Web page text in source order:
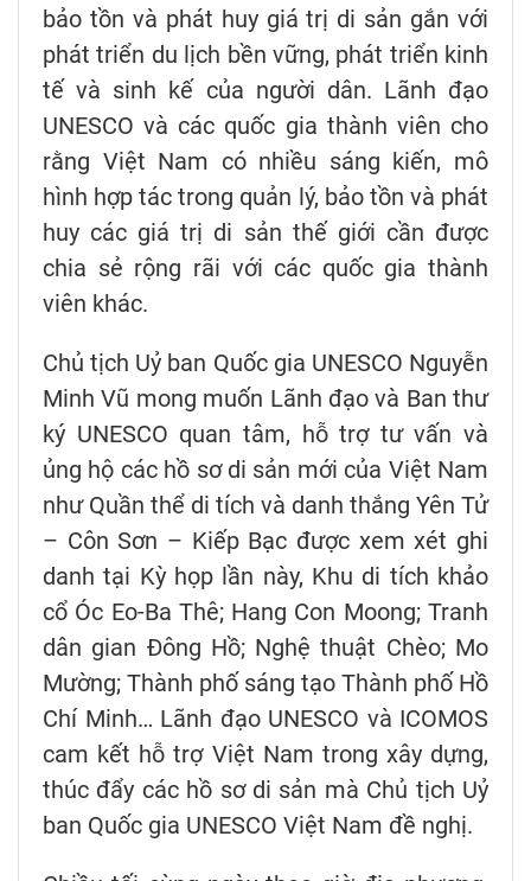
bảo tồn và phát huy giá trị di sản gắn với
phát triển du lịch bền vững, phát triển kinh
tế và sinh kế của người dân. Lãnh đạo
UNESCO và các quốc gia thành viên cho
rằng Việt Nam có nhiều sáng kiến, mô
hình hợp tác trong quản lý, bảo tồn và phát
huy các giá trị di sản thế giới cần được
chia sẻ rộng rãi với các quốc gia thành
viên khác.
Chủ tịch Uỷ ban Quốc gia UNESCO Nguyễn
Minh Vũ mong muốn Lãnh đạo và Ban thư
ký UNESCO quan tâm, hỗ trợ tư vấn và
ủng hộ các hồ sơ di sản mới của Việt Nam
như Quần thể di tích và danh thắng Yên Tử
– Côn Sơn – Kiếp Bạc được xem xét ghi
danh tại Kỳ họp lần này, Khu di tích khảo
cổ Óc Eo-Ba Thê; Hang Con Moong; Tranh
dân gian Đông Hồ; Nghệ thuật Chèo; Mo
Mường; Thành phố sáng tạo Thành phố Hồ
Chí Minh… Lãnh đạo UNESCO và ICOMOS
cam kết hỗ trợ Việt Nam trong xây dựng,
thúc đẩy các hồ sơ di sản mà Chủ tịch Uỷ
ban Quốc gia UNESCO Việt Nam đề nghị.